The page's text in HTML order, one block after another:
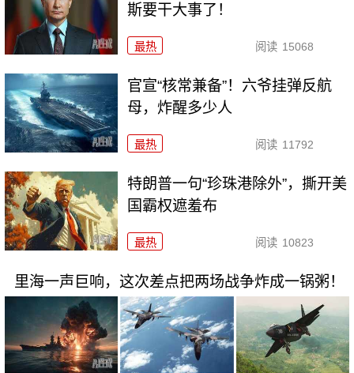
斯要干大事了！
最热 阅读 15068
官宣“核常兼备”！六爷挂弹反航
母，炸醒多少人
最热 阅读 11792
特朗普一句“珍珠港除外”，撕开美
国霸权遮羞布
最热 阅读 10823
里海一声巨响，这次差点把两场战争炸成一锅粥！